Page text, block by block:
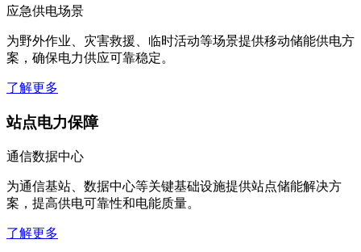
为野外作业、灾害救援、临时活动等场景提供移动储能供电方
案，确保电力供应可靠稳定。
了解更多
通信数据中心
为通信基站、数据中心等关键基础设施提供站点储能解决方
案，提高供电可靠性和电能质量。
了解更多